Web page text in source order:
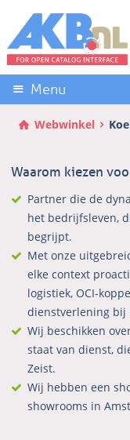
links
over
Direct
naar
de
inhoud
het
hoofdmenu
Menu
Webwinkel
Waarom kiezen
Partner die de
het bedrijfsleven,
begrijpt.
Met onze
elke context
logistiek, OCI-
dienstverlening bij
Wij beschikken
staat van dienst,
Zeist.
Wij hebben een
showrooms in